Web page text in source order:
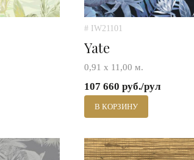
# IW21101
Yate
0,91 х 11,00 м.
107 660 руб./рул
В КОРЗИНУ